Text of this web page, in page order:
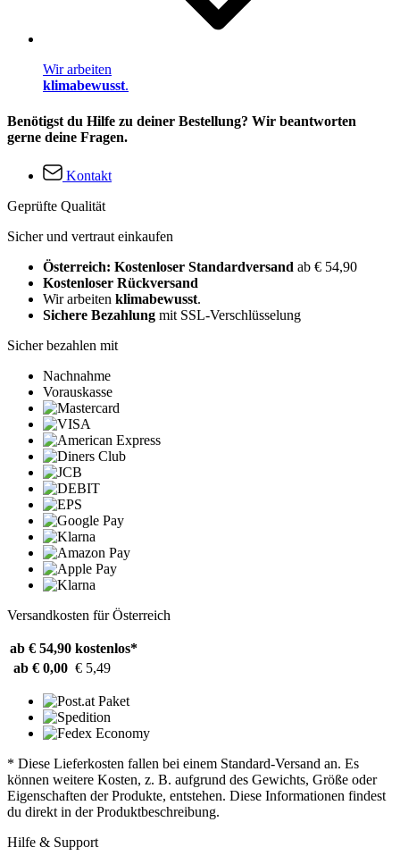
Wir arbeiten
klimabewusst.
Benötigst du Hilfe zu deiner Bestellung? Wir beantworten
gerne deine Fragen.
Kontakt
Geprüfte Qualität
Sicher und vertraut einkaufen
Österreich: Kostenloser Standardversand ab € 54,90
Kostenloser Rückversand
Wir arbeiten klimabewusst.
Sichere Bezahlung mit SSL-Verschlüsselung
Sicher bezahlen mit
Nachnahme
Vorauskasse
Versandkosten für Österreich
ab € 54,90 kostenlos*
ab € 0,00 € 5,49
* Diese Lieferkosten fallen bei einem Standard-Versand an. Es
können weitere Kosten, z. B. aufgrund des Gewichts, Größe oder
Eigenschaften der Produkte, entstehen. Diese Informationen findest
du direkt in der Produktbeschreibung.
Hilfe & Support